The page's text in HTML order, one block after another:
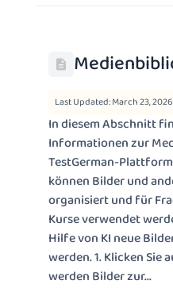
Last Updated: March 23, 2026
In diesem Abschnitt
Informationen zur
TestGerman-
können Bilder und
organisiert und für
Kurse verwendet
Hilfe von KI neue
werden. 1. Klicken Sie
werden Bilder zur...